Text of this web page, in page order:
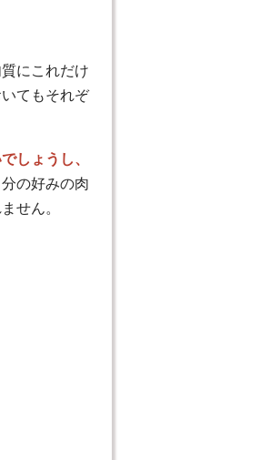
にこれだけ
てもそれぞ
しょうし、
の好みの肉
せん。